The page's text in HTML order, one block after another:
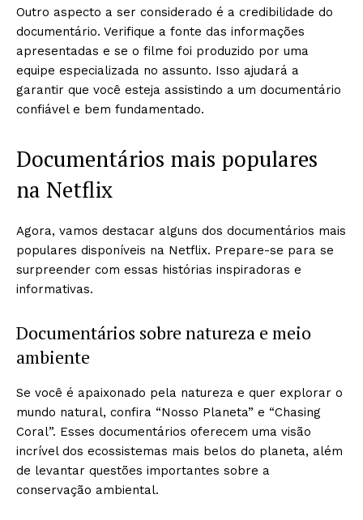
Outro aspecto a ser considerado é a credibilidade do
documentário. Verifique a fonte das informações
apresentadas e se o filme foi produzido por uma
equipe especializada no assunto. Isso ajudará a
garantir que você esteja assistindo a um documentário
confiável e bem fundamentado.
Documentários mais populares
na Netflix
Agora, vamos destacar alguns dos documentários mais
populares disponíveis na Netflix. Prepare-se para se
surpreender com essas histórias inspiradoras e
informativas.
Documentários sobre natureza e meio
ambiente
Se você é apaixonado pela natureza e quer explorar o
mundo natural, confira “Nosso Planeta” e “Chasing
Coral”. Esses documentários oferecem uma visão
incrível dos ecossistemas mais belos do planeta, além
de levantar questões importantes sobre a
conservação ambiental.